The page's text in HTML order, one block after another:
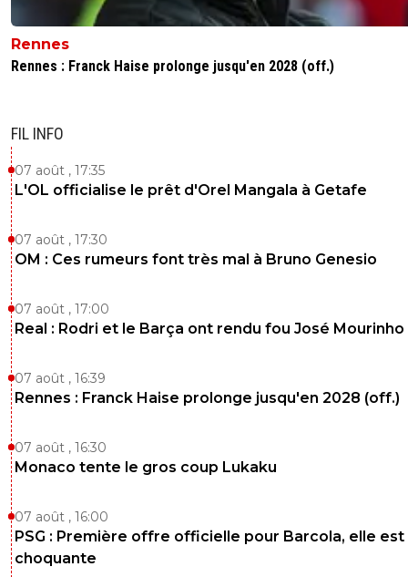
Rennes
Rennes : Franck Haise prolonge jusqu'en 2028 (off.)
FIL INFO
07 août , 17:35
L'OL officialise le prêt d'Orel Mangala à Getafe
07 août , 17:30
OM : Ces rumeurs font très mal à Bruno Genesio
07 août , 17:00
Real : Rodri et le Barça ont rendu fou José Mourinho
07 août , 16:39
Rennes : Franck Haise prolonge jusqu'en 2028 (off.)
07 août , 16:30
Monaco tente le gros coup Lukaku
07 août , 16:00
PSG : Première offre officielle pour Barcola, elle est
choquante